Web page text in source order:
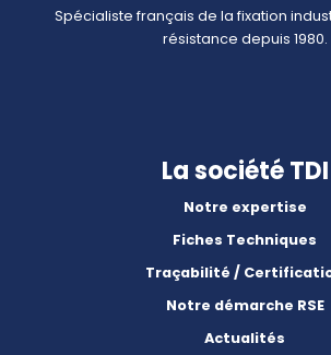
Spécialiste français de la fixation
résistance depuis 1980.
La société TDI
Notre expertise
Fiches Techniques
Traçabilité /
Notre démarche RSE
Actualités